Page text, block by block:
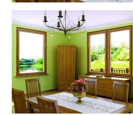
Spada temperatura, spadają ceny